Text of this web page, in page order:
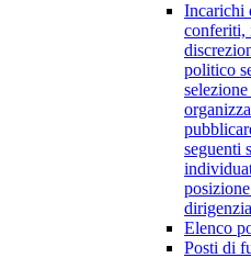
Incarichi
conferiti,
politico
seguenti
Elenco
Posti di